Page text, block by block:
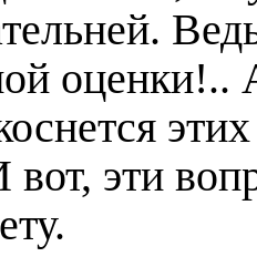
оценки!..
вот, эти